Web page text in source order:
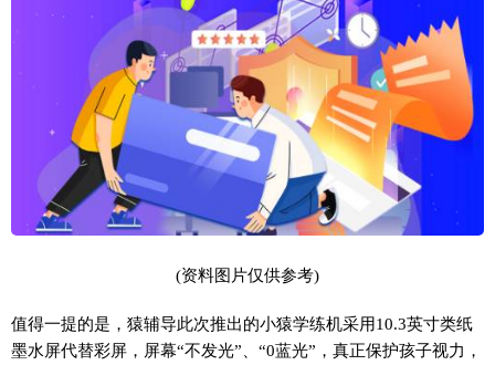
(资料图片仅供参考)
值得一提的是，猿辅导此次推出的小猿学练机采用10.3英寸类纸
墨水屏代替彩屏，屏幕“不发光”、“0蓝光”，真正保护孩子视力，